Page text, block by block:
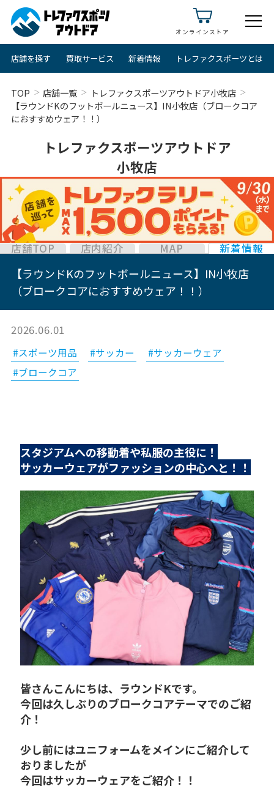
オンラインストア
店舗を探す 買取サービス 新着情報 トレファクスポーツとは
TOP 店舗一覧
トレファクスポーツアウトドア小牧店
【ラウンドKのフットボールニュース】IN小牧店（ブロークコア
におすすめウェア！！）
トレファクスポーツアウトドア
小牧店
店舗TOP 店内紹介 MAP 新着情報
【ラウンドKのフットボールニュース】IN小牧店
（ブロークコアにおすすめウェア！！）
2026.06.01
#スポーツ用品 #サッカー
#サッカーウェア
#ブロークコア
スタジアムへの移動着や私服の主役に！
サッカーウェアがファッションの中心へと！！
皆さんこんにちは、ラウンドKです。
今回は久しぶりのブロークコアテーマでのご紹
介！
少し前にはユニフォームをメインにご紹介して
おりましたが
今回はサッカーウェアをご紹介！！